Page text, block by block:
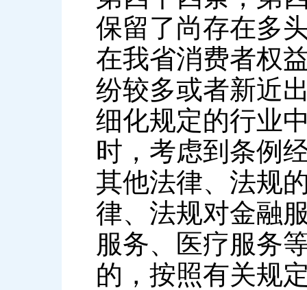
保留了尚存在多
在我省消费者权
纷较多或者新近
细化规定的行业
时，考虑到条例
其他法律、法规
律、法规对金融
服务、医疗服务
的，按照有关规